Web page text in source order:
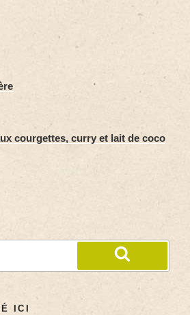
courgettes, curry et lait de coco
ICI